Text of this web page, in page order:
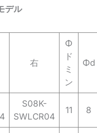
デル
右
Φ
ド
ミ
ン
Φd
S08K-
SWLCR04
11 8